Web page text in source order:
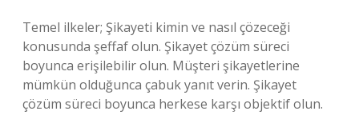
Temel ilkeler; Şikayeti kimin ve nasıl çözeceği
konusunda şeffaf olun. Şikayet çözüm süreci
boyunca erişilebilir olun. Müşteri şikayetlerine
mümkün olduğunca çabuk yanıt verin. Şikayet
çözüm süreci boyunca herkese karşı objektif olun.